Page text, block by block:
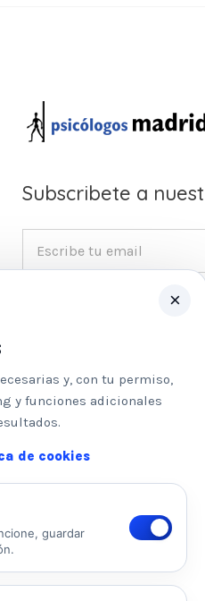
Subscribete a
Información básica sobre
Responsable: Psicologos
solicitud y responder a tu
consentimiento del
precontractuales.
salvo obligación legal o
prestar el servicio.
rectificación, supresión,
portabilidad escribiendo al
He leído y acepto la
×
y, con tu permiso,
y funciones adicionales
de cookies
guardar